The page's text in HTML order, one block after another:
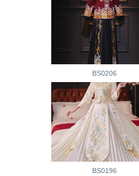
BS0206
BS0196